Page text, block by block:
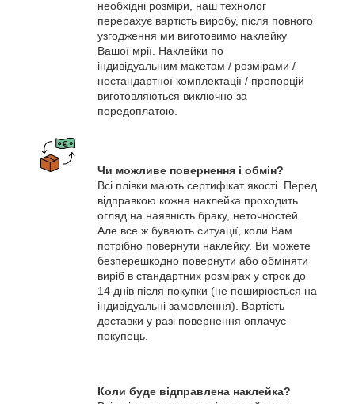
необхідні розміри, наш технолог
перерахує вартість виробу, після повного
узгодження ми виготовимо наклейку
Вашої мрії. Наклейки по
індивідуальним макетам / розмірами /
нестандартної комплектації / пропорцій
виготовляються виключно за
передоплатою.
Чи можливе повернення і обмін?
Всі плівки мають сертифікат якості. Перед
відправкою кожна наклейка проходить
огляд на наявність браку, неточностей.
Але все ж бувають ситуації, коли Вам
потрібно повернути наклейку. Ви можете
безперешкодно повернути або обміняти
виріб в стандартних розмірах у строк до
14 днів після покупки (не поширюється на
індивідуальні замовлення). Вартість
доставки у разі повернення оплачує
покупець.
Коли буде відправлена наклейка?